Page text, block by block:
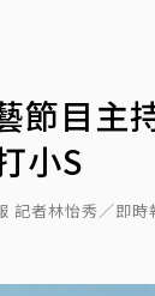
節目主
小S
記者林怡秀／即時